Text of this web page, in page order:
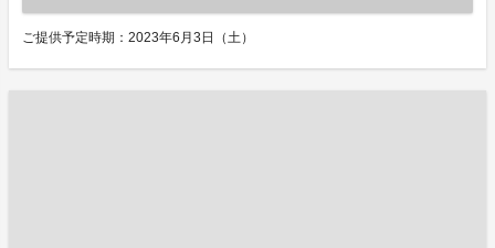
ご提供予定時期：2023年6月3日（土）